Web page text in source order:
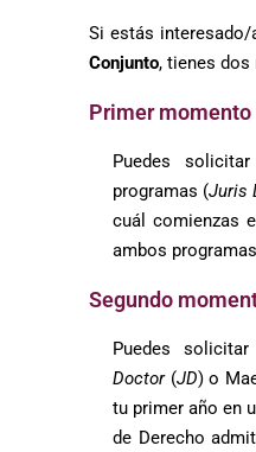
Si estás
Conjunto, tienes
Primer momento
Puedes
programas (Juris
cuál comienzas
ambos
Segundo
Puedes
Doctor(JD) o
tu primer año en
de Derecho